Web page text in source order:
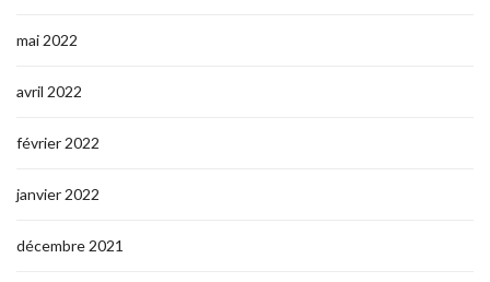
mai 2022
avril 2022
février 2022
janvier 2022
décembre 2021